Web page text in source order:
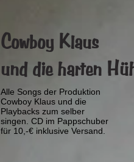
Cowboy Klaus
und die harten
Alle Songs der Produktion
Cowboy Klaus und die
Playbacks zum selber
singen. CD im Pappschuber
für 10,-€ inklusive Versand.